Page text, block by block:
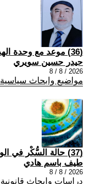
(36) موعد مع وحدة الهدف: العراق هَمُّنا
حيدر حسين سويري
2026 / 8 / 8
مواضيع وابحاث سياسية
(37) حالة السُّكْر في الوظيفة العامة
طيف باسم هادي
2026 / 8 / 8
دراسات وابحاث قانونية